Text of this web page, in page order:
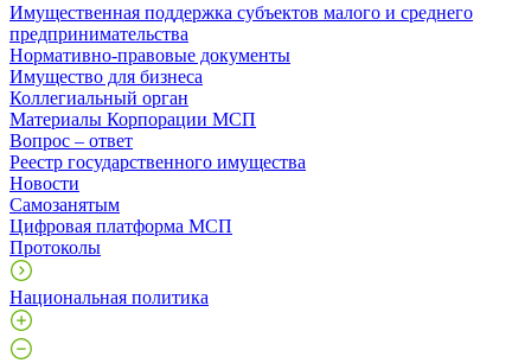
Имущественная поддержка субъектов малого и среднего
предпринимательства
Нормативно-правовые документы
Имущество для бизнеса
Коллегиальный орган
Материалы Корпорации МСП
Вопрос – ответ
Реестр государственного имущества
Новости
Самозанятым
Цифровая платформа МСП
Протоколы
Национальная политика